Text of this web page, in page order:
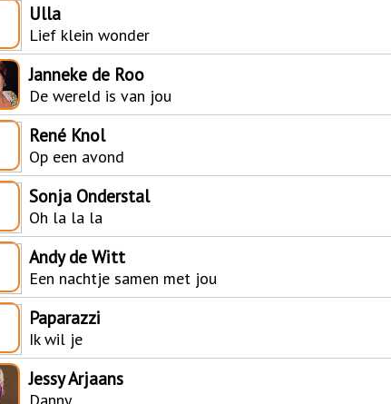
Ulla
Lief klein wonder
Janneke de Roo
De wereld is van jou
René Knol
Op een avond
Sonja Onderstal
Oh la la la
Andy de Witt
Een nachtje samen met jou
Paparazzi
Ik wil je
Jessy Arjaans
Danny